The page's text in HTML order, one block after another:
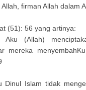
firman Allah dalam
(51): 56 yang artinya:
Aku (Allah)
mereka
Dinul Islam tidak